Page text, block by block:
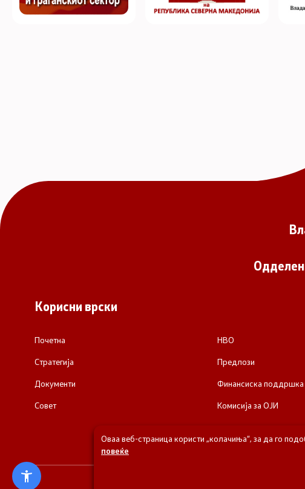
Корисни врски
Почетна
Стратегија
Документи
Совет
НВО
Предлози
Финансиска поддршка
Комисија за ОЈИ
© 2026 Одделение за
Оваа веб-страница користи „колачиња“, за да го
повеќе